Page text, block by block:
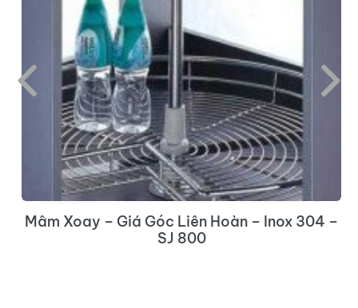
Mâm Xoay – Giá Góc Liên Hoàn – Inox 304 –
SJ 800